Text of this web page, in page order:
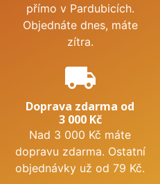
přímo v Pardubicích.
Objednáte dnes, máte
zítra.
local_shipping
Doprava zdarma od
3 000 Kč
Nad 3 000 Kč máte
dopravu zdarma. Ostatní
objednávky už od 79 Kč.